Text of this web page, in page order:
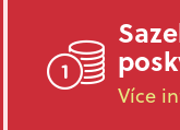
Více